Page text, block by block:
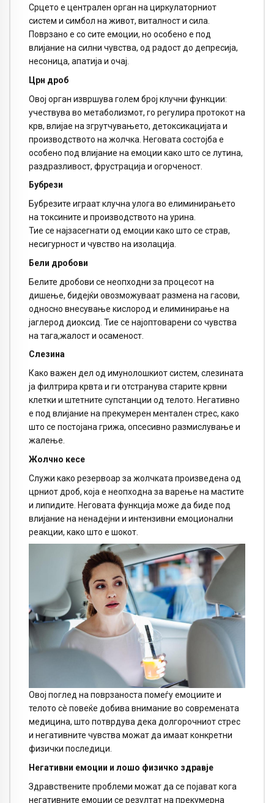
Срцето е централен орган на циркулаторниот
систем и симбол на живот, виталност и сила.
Поврзано е со сите емоции, но особено е под
влијание на силни чувства, од радост до депресија,
несоница, апатија и очај.
Црн дроб
Овој орган извршува голем број клучни функции:
учествува во метаболизмот, го регулира протокот на
крв, влијае на згрутчувањето, детоксикацијата и
производството на жолчка. Неговата состојба е
особено под влијание на емоции како што се лутина,
раздразливост, фрустрација и огорченост.
Бубрези
Бубрезите играат клучна улога во елиминирањето
на токсините и производството на урина.
Тие се најзасегнати од емоции како што се страв,
несигурност и чувство на изолација.
Бели дробови
Белите дробови се неопходни за процесот на
дишење, бидејќи овозможуваат размена на гасови,
односно внесување кислород и елиминирање на
јаглерод диоксид. Тие се најоптоварени со чувства
на тага,жалост и осаменост.
Слезина
Како важен дел од имунолошкиот систем, слезината
ја филтрира крвта и ги отстранува старите крвни
клетки и штетните супстанции од телото. Негативно
е под влијание на прекумерен ментален стрес, како
што се постојана грижа, опсесивно размислување и
жалење.
Жолчно кесе
Служи како резервоар за жолчката произведена од
црниот дроб, која е неопходна за варење на мастите
и липидите. Неговата функција може да биде под
влијание на ненадејни и интензивни емоционални
реакции, како што е шокот.
Овој поглед на поврзаноста помеѓу емоциите и
телото сè повеќе добива внимание во современата
медицина, што потврдува дека долгорочниот стрес
и негативните чувства можат да имаат конкретни
физички последици.
Негативни емоции и лошо физичко здравје
Здравствените проблеми можат да се појават кога
негативните емоции се резултат на прекумерна